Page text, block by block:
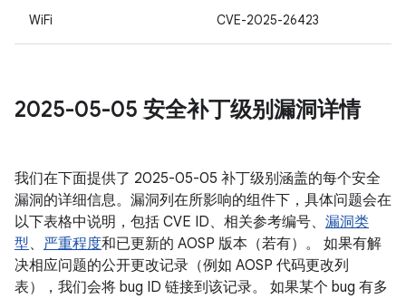
WiFi CVE-2025-26423
2025-05-05 安全补丁级别漏洞详情
我们在下面提供了 2025-05-05 补丁级别涵盖的每个安全
漏洞的详细信息。漏洞列在所影响的组件下，具体问题会在
以下表格中说明，包括 CVE ID、相关参考编号、 漏洞类
型、 严重程度和已更新的 AOSP 版本（若有）。 如果有解
决相应问题的公开更改记录（例如 AOSP 代码更改列
表），我们会将 bug ID 链接到该记录。 如果某个 bug 有多